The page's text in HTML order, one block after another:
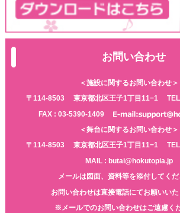
お問い合わせ
＜施設に関するお問い合わせ＞
〒114-8503
東京都北区王子1丁目11−1
FAX : 03-5390-1409
＜舞台に関するお問い合わせ＞
〒114-8503
東京都北区王子1丁目11−1
MAIL : butai@hokutopia.jp
メールは図面、資料等を添付してくだ
お問い合わせは直接電話にてお願いいた
※メールでのお問い合わせはご遠慮く